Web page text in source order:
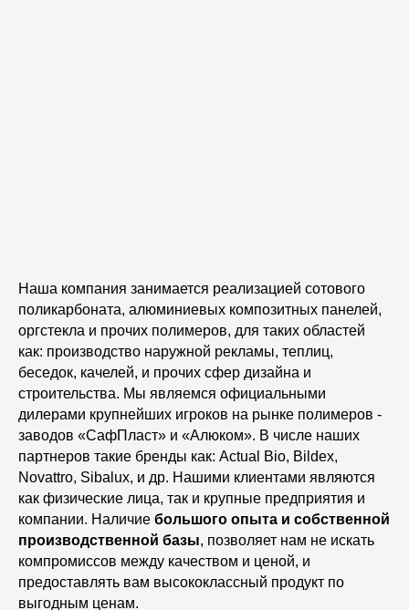
Наша компания занимается реализацией сотового
поликарбоната, алюминиевых композитных панелей,
оргстекла и прочих полимеров, для таких областей
как: производство наружной рекламы, теплиц,
беседок, качелей, и прочих сфер дизайна и
строительства. Мы являемся официальными
дилерами крупнейших игроков на рынке полимеров -
заводов «СафПласт» и «Алюком». В числе наших
партнеров такие бренды как: Actual Bio, Bildex,
Novattro, Sibalux, и др. Нашими клиентами являются
как физические лица, так и крупные предприятия и
компании. Наличие большого опыта и собственной
производственной базы, позволяет нам не искать
компромиссов между качеством и ценой, и
предоставлять вам высококлассный продукт по
выгодным ценам.